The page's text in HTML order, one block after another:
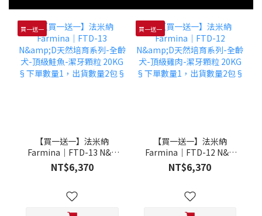
買一送一
【買一送一】法米納
Farmina｜FTD-13 N&D
天然培育系列-全齡犬-頂級
鮭魚-潔牙顆粒 20KG §下
NT$6,370
買一送一
【買一送一】法米納
Farmina｜FTD-12 N&D
天然培育系列-全齡犬-頂級
雞肉-潔牙顆粒 20KG §下
NT$6,370